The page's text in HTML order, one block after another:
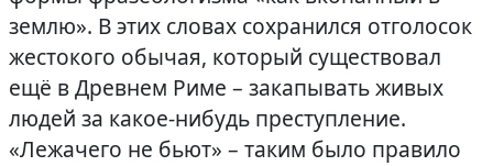
землю». В этих словах сохранился отголосок
жестокого обычая, который существовал
ещё в Древнем Риме – закапывать живых
людей за какое-нибудь преступление.
«Лежачего не бьют» – таким было правило